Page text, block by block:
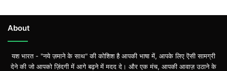
About
यश भारत - "नये ज़माने के साथ" की कोशिश है आपकी भाषा में, आपके लिए ऎसी सामग्री
देने की जो आपको ज़िंदगी में आगे बढ़ने में मदद दे। और एक मंच, आपकी आवाज़ उठाने के